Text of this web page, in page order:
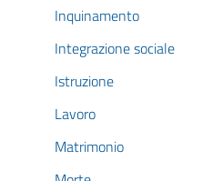
Inquinamento
Integrazione sociale
Istruzione
Lavoro
Matrimonio